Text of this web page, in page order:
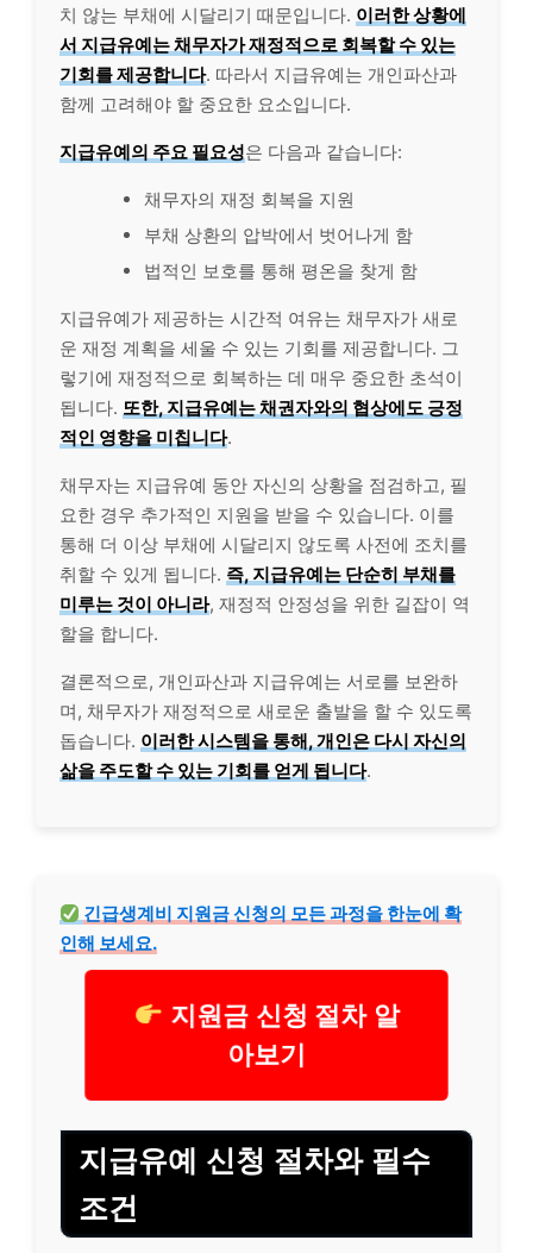
치 않는 부채에 시달리기 때문입니다. 이러한 상황에
서 지급유예는 채무자가 재정적으로 회복할 수 있는
기회를 제공합니다. 따라서 지급유예는 개인파산과
함께 고려해야 할 중요한 요소입니다.
지급유예의 주요 필요성은 다음과 같습니다:
채무자의 재정 회복을 지원
부채 상환의 압박에서 벗어나게 함
법적인 보호를 통해 평온을 찾게 함
지급유예가 제공하는 시간적 여유는 채무자가 새로
운 재정 계획을 세울 수 있는 기회를 제공합니다. 그
렇기에 재정적으로 회복하는 데 매우 중요한 초석이
됩니다. 또한, 지급유예는 채권자와의 협상에도 긍정
적인 영향을 미칩니다.
채무자는 지급유예 동안 자신의 상황을 점검하고, 필
요한 경우 추가적인 지원을 받을 수 있습니다. 이를
통해 더 이상 부채에 시달리지 않도록 사전에 조치를
취할 수 있게 됩니다. 즉, 지급유예는 단순히 부채를
미루는 것이 아니라, 재정적 안정성을 위한 길잡이 역
할을 합니다.
결론적으로, 개인파산과 지급유예는 서로를 보완하
며, 채무자가 재정적으로 새로운 출발을 할 수 있도록
돕습니다. 이러한 시스템을 통해, 개인은 다시 자신의
삶을 주도할 수 있는 기회를 얻게 됩니다.
긴급생계비 지원금 신청의 모든 과정을 한눈에 확
인해 보세요.
지원금 신청 절차 알
아보기
지급유예 신청 절차와 필수
조건